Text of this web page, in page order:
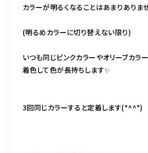
カラーが明るくなることはあまりありま
(明るめカラーに切り替えない限り)
いつも同じピンクカラーやオリーブカラ
着色して色が長持ちします✨
3回同じカラーすると定着します(*^^*)